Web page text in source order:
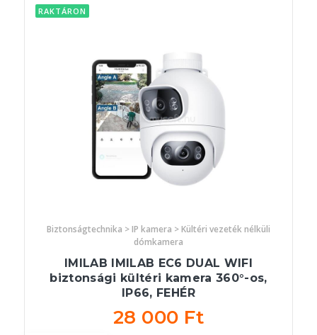
RAKTÁRON
Biztonságtechnika > IP kamera > Kültéri vezeték nélküli
dómkamera
IMILAB IMILAB EC6 DUAL WIFI
biztonsági kültéri kamera 360°-os,
IP66, FEHÉR
28 000 Ft